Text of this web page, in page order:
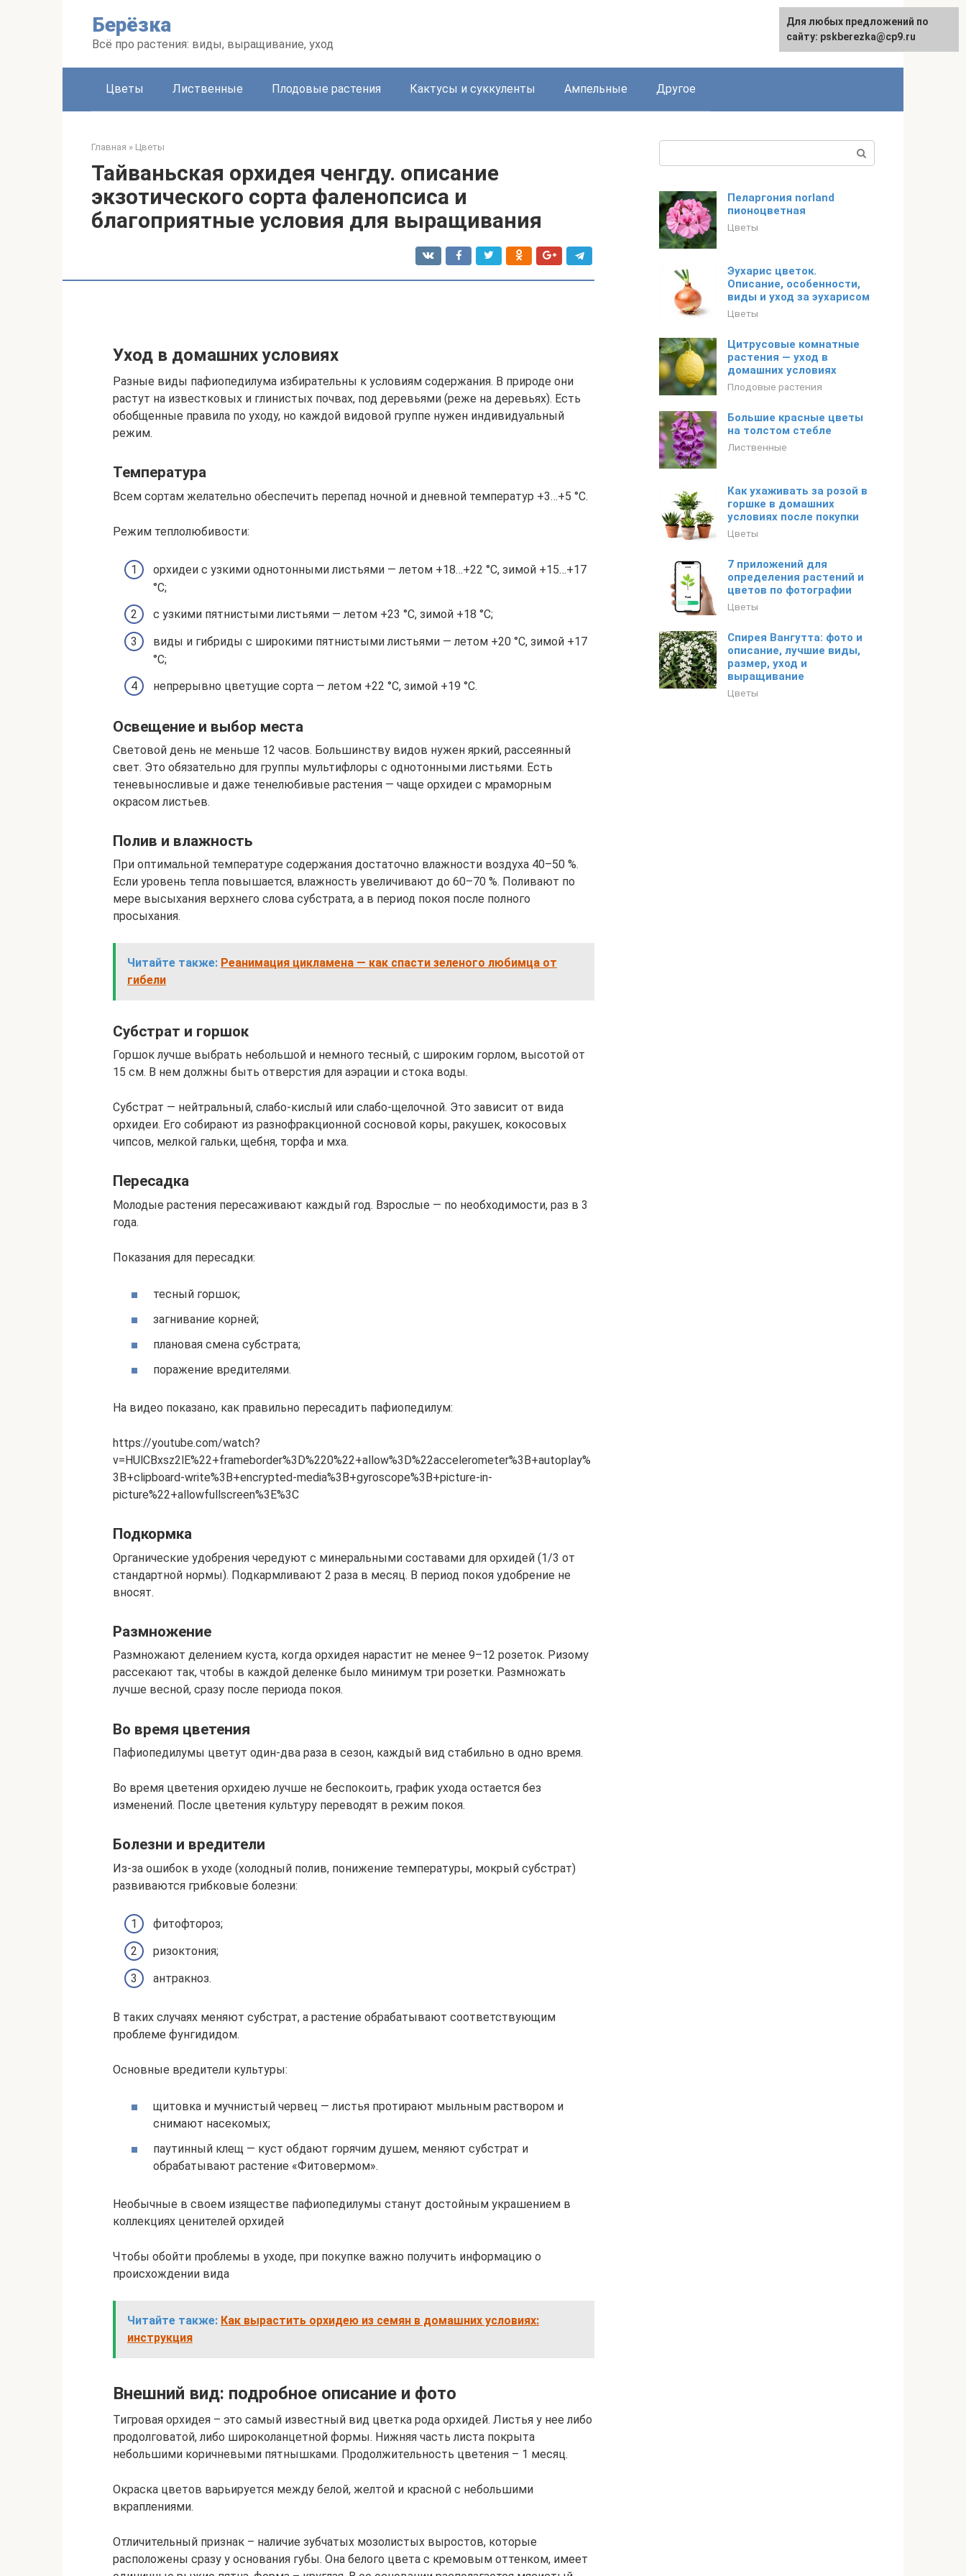
Берёзка
Всё про растения: виды, выращивание, уход
English
Цветы Лиственные Плодовые растения Кактусы и суккуленты Ампельные Другое
Главная » Цветы
Тайваньская орхидея ченгду. описание
экзотического сорта фаленопсиса и
благоприятные условия для выращивания
Уход в домашних условиях
Разные виды пафиопедилума избирательны к условиям содержания. В природе они
растут на известковых и глинистых почвах, под деревьями (реже на деревьях). Есть
обобщенные правила по уходу, но каждой видовой группе нужен индивидуальный
режим.
Температура
Всем сортам желательно обеспечить перепад ночной и дневной температур +3…+5 °С.
Режим теплолюбивости:
орхидеи с узкими однотонными листьями — летом +18…+22 °С, зимой +15…+17
°С;
с узкими пятнистыми листьями — летом +23 °С, зимой +18 °С;
виды и гибриды с широкими пятнистыми листьями — летом +20 °С, зимой +17
°С;
непрерывно цветущие сорта — летом +22 °С, зимой +19 °С.
Освещение и выбор места
Световой день не меньше 12 часов. Большинству видов нужен яркий, рассеянный
свет. Это обязательно для группы мультифлоры с однотонными листьями. Есть
теневыносливые и даже тенелюбивые растения — чаще орхидеи с мраморным
окрасом листьев.
Полив и влажность
При оптимальной температуре содержания достаточно влажности воздуха 40–50 %.
Если уровень тепла повышается, влажность увеличивают до 60–70 %. Поливают по
мере высыхания верхнего слова субстрата, а в период покоя после полного
просыхания.
Читайте также: Реанимация цикламена — как спасти зеленого любимца от
гибели
Субстрат и горшок
Горшок лучше выбрать небольшой и немного тесный, с широким горлом, высотой от
15 см. В нем должны быть отверстия для аэрации и стока воды.
Субстрат — нейтральный, слабо-кислый или слабо-щелочной. Это зависит от вида
орхидеи. Его собирают из разнофракционной сосновой коры, ракушек, кокосовых
чипсов, мелкой гальки, щебня, торфа и мха.
Пересадка
Молодые растения пересаживают каждый год. Взрослые — по необходимости, раз в 3
года.
Показания для пересадки:
тесный горшок;
загнивание корней;
плановая смена субстрата;
поражение вредителями.
На видео показано, как правильно пересадить пафиопедилум:
https://youtube.com/watch?
v=HUlCBxsz2lE%22+frameborder%3D%220%22+allow%3D%22accelerometer%3B+autoplay%
3B+clipboard-write%3B+encrypted-media%3B+gyroscope%3B+picture-in-
picture%22+allowfullscreen%3E%3C
Подкормка
Органические удобрения чередуют с минеральными составами для орхидей (1/3 от
стандартной нормы). Подкармливают 2 раза в месяц. В период покоя удобрение не
вносят.
Размножение
Размножают делением куста, когда орхидея нарастит не менее 9–12 розеток. Ризому
рассекают так, чтобы в каждой деленке было минимум три розетки. Размножать
лучше весной, сразу после периода покоя.
Во время цветения
Пафиопедилумы цветут один-два раза в сезон, каждый вид стабильно в одно время.
Во время цветения орхидею лучше не беспокоить, график ухода остается без
изменений. После цветения культуру переводят в режим покоя.
Болезни и вредители
Из-за ошибок в уходе (холодный полив, понижение температуры, мокрый субстрат)
развиваются грибковые болезни:
фитофтороз;
ризоктония;
антракноз.
В таких случаях меняют субстрат, а растение обрабатывают соответствующим
проблеме фунгидидом.
Основные вредители культуры:
щитовка и мучнистый червец — листья протирают мыльным раствором и
снимают насекомых;
паутинный клещ — куст обдают горячим душем, меняют субстрат и
обрабатывают растение «Фитовермом».
Необычные в своем изяществе пафиопедилумы станут достойным украшением в
коллекциях ценителей орхидей
Чтобы обойти проблемы в уходе, при покупке важно получить информацию о
происхождении вида
Читайте также: Как вырастить орхидею из семян в домашних условиях:
инструкция
Внешний вид: подробное описание и фото
Тигровая орхидея – это самый известный вид цветка рода орхидей. Листья у нее либо
продолговатой, либо широколанцетной формы. Нижняя часть листа покрыта
небольшими коричневыми пятнышками. Продолжительность цветения – 1 месяц.
Окраска цветов варьируется между белой, желтой и красной с небольшими
вкраплениями.
Отличительный признак – наличие зубчатых мозолистых выростов, которые
расположены сразу у основания губы. Она белого цвета с кремовым оттенком, имеет
Пеларгония norland
пионоцветная
Цветы
Эухарис цветок.
Описание, особенности,
виды и уход за эухарисом
Цветы
Цитрусовые комнатные
растения — уход в
домашних условиях
Плодовые растения
Большие красные цветы
на толстом стебле
Лиственные
Как ухаживать за розой в
горшке в домашних
условиях после покупки
Цветы
7 приложений для
определения растений и
цветов по фотографии
Цветы
Спирея Вангутта: фото и
описание, лучшие виды,
размер, уход и
выращивание
Цветы
Для любых предложений по
сайту: pskberezka@cp9.ru